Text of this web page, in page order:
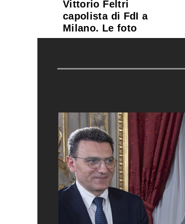
Vittorio Feltri
capolista di FdI a
Milano. Le foto